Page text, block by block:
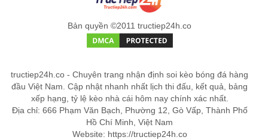
Bản quyền ©2011 tructiep24h.co
tructiep24h.co - Chuyên trang nhận định soi kèo bóng đá hàng
đầu Việt Nam. Cập nhật nhanh nhất lịch thi đấu, kết quả, bảng
xếp hạng, tỷ lệ kèo nhà cái hôm nay chính xác nhất.
Địa chỉ: 666 Phạm Văn Bạch, Phường 12, Gò Vấp, Thành Phố
Hồ Chí Minh, Việt Nam
Website: https://tructiep24h.co